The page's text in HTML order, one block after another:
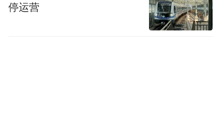
停运营